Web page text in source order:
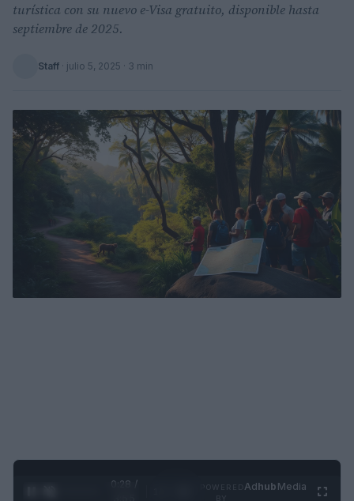
turística con su nuevo e-Visa gratuito, disponible hasta
septiembre de 2025.
Staff · julio 5, 2025 · 3 min
0:29 /
Adhub Media